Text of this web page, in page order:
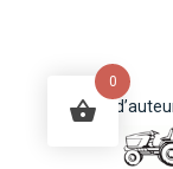
Droit
0